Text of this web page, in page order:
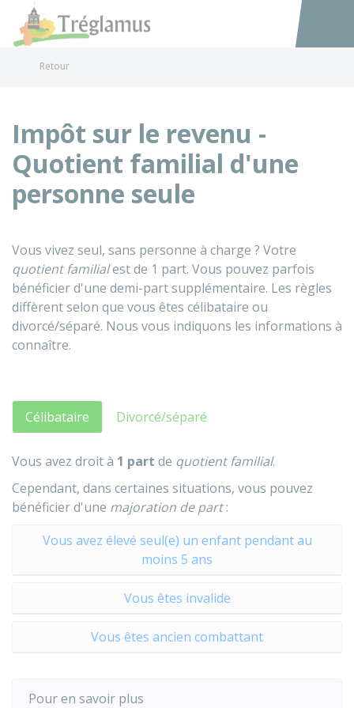
Accéder
Retour
Impôt sur le revenu -
Quotient familial d'une
personne seule
Vous vivez seul, sans personne à charge ? Votre
quotient familialest de 1 part. Vous pouvez parfois
bénéficier d'une demi-part supplémentaire. Les règles
diffèrent selon que vous êtes célibataire ou
divorcé/séparé. Nous vous indiquons les informations à
connaître.
Célibataire Divorcé/séparé
Vous avez droit à 1 part de quotient familial.
Cependant, dans certaines situations, vous pouvez
bénéficier d'une majoration de part:
Vous avez élevé seul(e) un enfant pendant au
moins 5 ans
Vous êtes invalide
Vous êtes ancien combattant
Pour en savoir plus